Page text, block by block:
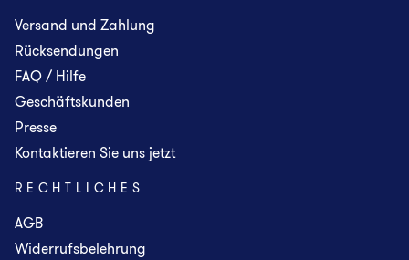
Versand und Zahlung
Rücksendungen
FAQ / Hilfe
Geschäftskunden
Presse
Kontaktieren Sie uns jetzt
RECHTLICHES
AGB
Widerrufsbelehrung